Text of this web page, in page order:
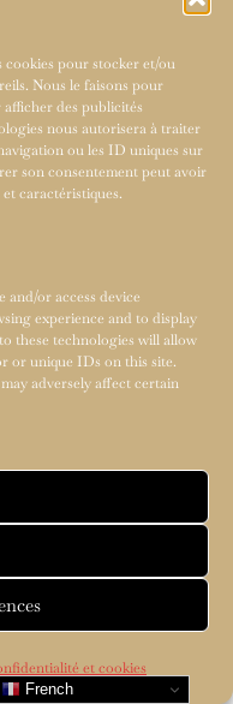
cookies pour stocker et/ou
Nous le faisons pour
des publicités
nous autorisera à traiter
ou les ID uniques sur
son consentement peut avoir
caractéristiques.
and/or access device
experience and to display
these technologies will allow
or unique IDs on this site.
adversely affect certain
et cookies
French